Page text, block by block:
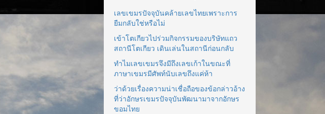
เลขเขมรปัจจุบันคล้ายเลขไทยเพราะการ
ยืมกลับใช่หรือไม่
เข้าโตเกียวไปร่วมกิจกรรมของบริษัทแถว
สถานีโตเกียว เดินเล่นในสถานีก่อนกลับ
ทำไมเลขเขมรจึงมีถึงเลขเก้าในขณะที่
ภาษาเขมรมีศัพท์นับเลขถึงแค่ห้า
ว่าด้วยเรื่องความน่าเชื่อถือของข้อกล่าวอ้าง
ที่ว่าอักษรเขมรปัจจุบันพัฒนามาจากอักษร
ขอมไทย